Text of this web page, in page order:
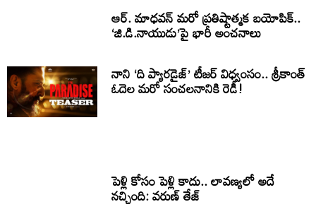
ఆర్. మాధవన్ మరో ప్రతిష్టాత్మక బయోపిక్..
‘జి.డి.నాయుడు’పై భారీ అంచనాలు
నాని ‘ది ప్యారడైజ్’ టీజర్ విధ్వంసం.. శ్రీకాంత్
ఓదెల మరో సంచలనానికి రెడీ!
పెళ్లి కోసం పెళ్లి కాదు.. లావణ్యలో అదే
నచ్చింది: వరుణ్ తేజ్